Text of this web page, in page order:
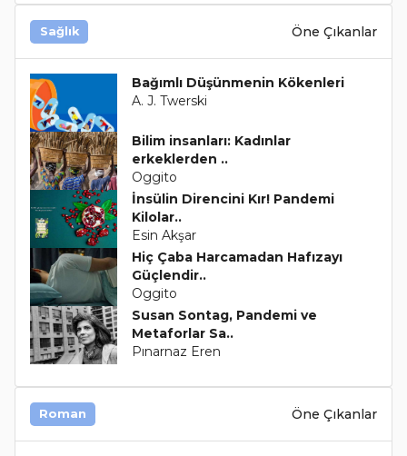
Sağlık Öne Çıkanlar
Bağımlı Düşünmenin Kökenleri
A. J. Twerski
Bilim insanları: Kadınlar
erkeklerden ..
Oggito
İnsülin Direncini Kır! Pandemi
Kilolar..
Esin Akşar
Hiç Çaba Harcamadan Hafızayı
Güçlendir..
Oggito
Susan Sontag, Pandemi ve
Metaforlar Sa..
Pınarnaz Eren
Roman Öne Çıkanlar